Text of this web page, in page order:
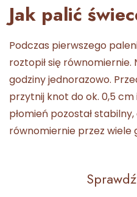
Jak palić
Podczas pierwszego
roztopił się równomiernie.
godziny jednorazowo.
przytnij knot do ok. 0,5
płomień pozostał
równomiernie przez wiele